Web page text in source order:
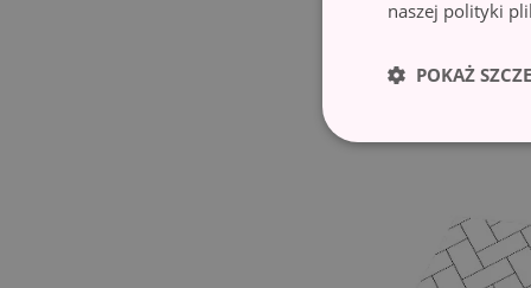
Osłona
naszej polityki
POKAŻ